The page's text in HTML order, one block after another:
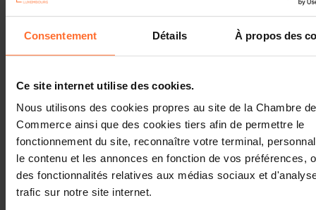
Consentement Détails À propos des
Ce site internet utilise des cookies.
Nous utilisons des cookies propres au site de la Chambre de
Commerce ainsi que des cookies tiers afin de permettre le
fonctionnement du site, reconnaître votre terminal,
le contenu et les annonces en fonction de vos préférences,
des fonctionnalités relatives aux médias sociaux et
trafic sur notre site internet.